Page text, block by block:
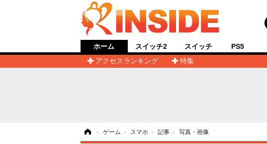
ホーム
アクセスランキング
特集
スイッチ2 スイッチ PS5
› ゲーム › スマホ › 記事 › 写真・画像